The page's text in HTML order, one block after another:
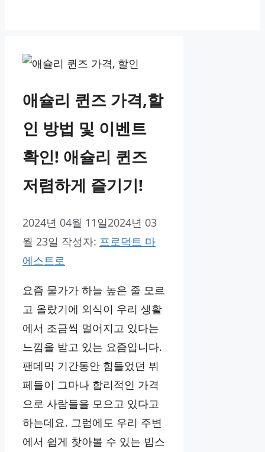
애슐리 퀸즈 가격,할
인 방법 및 이벤트
확인! 애슐리 퀸즈
저렴하게 즐기기!
2024년 04월 11일2024년 03
월 23일 작성자: 프로덕트 마
에스트로
요즘 물가가 하늘 높은 줄 모르
고 올랐기에 외식이 우리 생활
에서 조금씩 멀어지고 있다는
느낌을 받고 있는 요즘입니다.
팬데믹 기간동안 힘들었던 뷔
페들이 그마나 합리적인 가격
으로 사람들을 모으고 있다고
하는데요. 그럼에도 우리 주변
에서 쉽게 찾아볼 수 있는 빕스